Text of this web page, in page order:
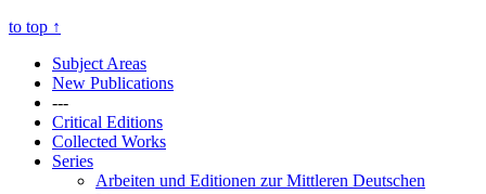
to top ↑
Subject Areas
New Publications
---
Critical Editions
Collected Works
Series
Arbeiten und Editionen zur Mittleren Deutschen